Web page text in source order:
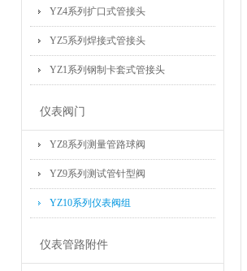
YZ4系列扩口式管接头
YZ5系列焊接式管接头
YZ1系列钢制卡套式管接头
仪表阀门
YZ8系列测量管路球阀
YZ9系列测试管针型阀
YZ10系列仪表阀组
仪表管路附件